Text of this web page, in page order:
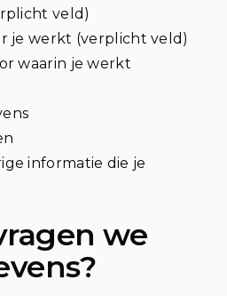
veld)
je werkt (verplicht veld)
waarin je werkt
informatie die je
we